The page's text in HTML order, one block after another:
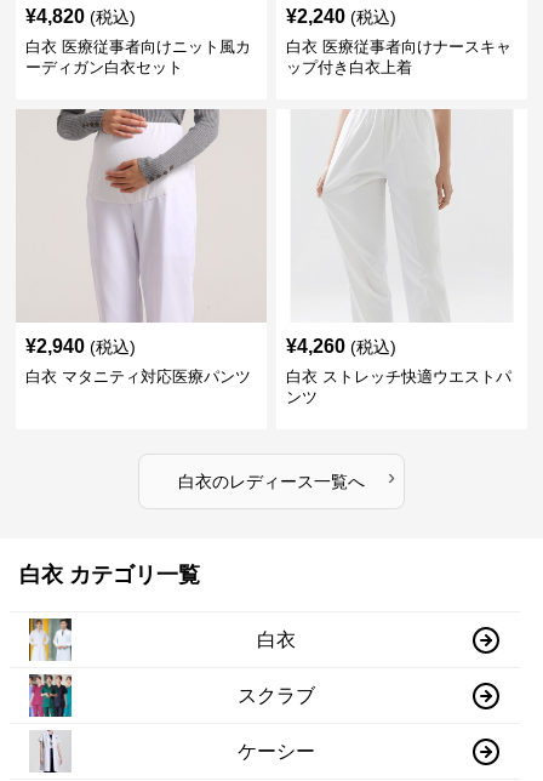
¥4,820 (税込)
白衣 医療従事者向けニット風カ
ーディガン白衣セット
¥2,240 (税込)
白衣 医療従事者向けナースキャ
ップ付き白衣上着
¥2,940 (税込)
白衣 マタニティ対応医療パンツ
¥4,260 (税込)
白衣 ストレッチ快適ウエストパ
ンツ
白衣のレディース一覧へ ›
白衣 カテゴリ一覧
白衣
スクラブ
ケーシー